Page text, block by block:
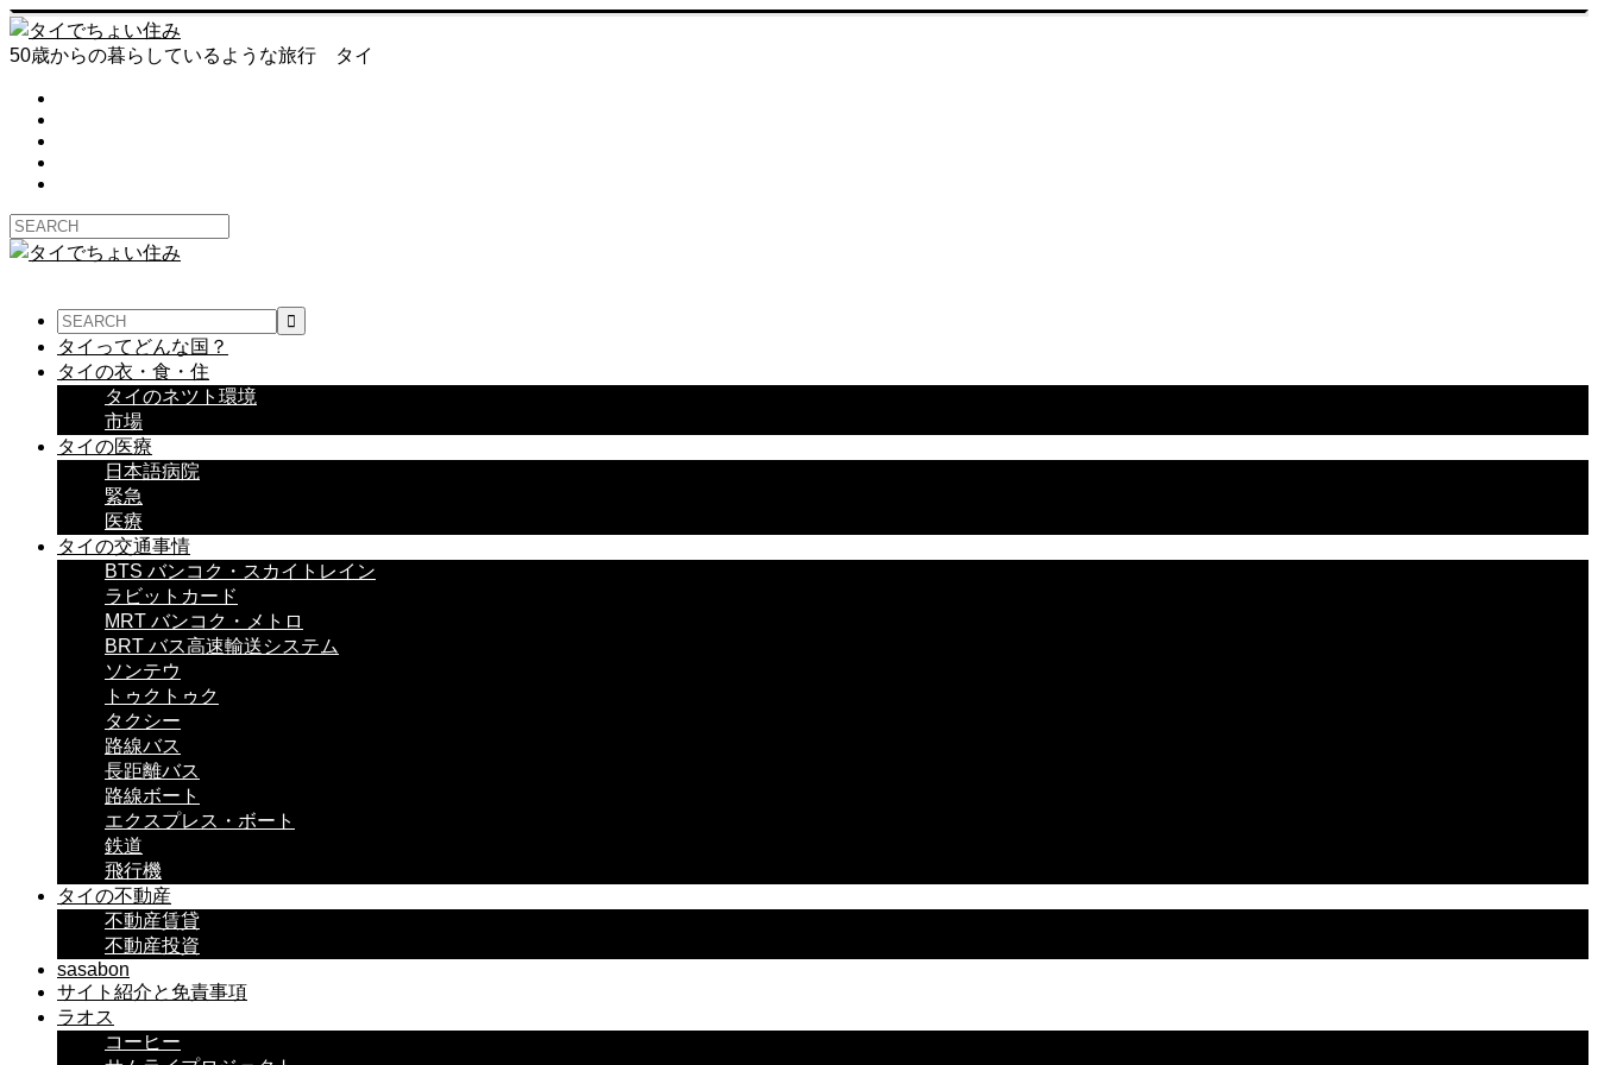
50歳からの暮らしているような旅行 タイ
タイってどんな国？
タイの衣・食・住
タイのネツト環境
市場
タイの医療
日本語病院
緊急
医療
タイの交通事情
BTS バンコク・スカイトレイン
ラビットカード
MRT バンコク・メトロ
BRT バス高速輸送システム
ソンテウ
トゥクトゥク
タクシー
路線バス
長距離バス
路線ボート
エクスプレス・ボート
鉄道
飛行機
タイの不動産
不動産賃貸
不動産投資
sasabon
サイト紹介と免責事項
ラオス
コーヒー